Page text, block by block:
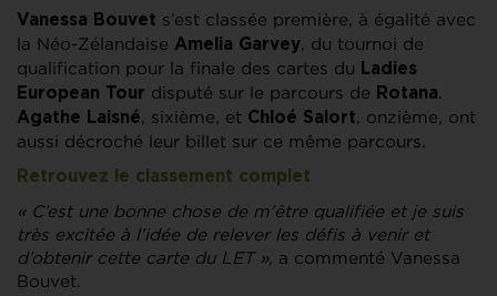
Vanessa Bouvet s’est classée première, à égalité avec
la Néo-Zélandaise Amelia Garvey, du tournoi de
qualification pour la finale des cartes du Ladies
European Tour disputé sur le parcours de Rotana.
Agathe Laisné, sixième, et Chloé Salort, onzième, ont
aussi décroché leur billet sur ce même parcours.
Retrouvez le classement complet
« C’est une bonne chose de m’être qualifiée et je suis
très excitée à l’idée de relever les défis à venir et
d’obtenir cette carte du LET », a commenté Vanessa
Bouvet.